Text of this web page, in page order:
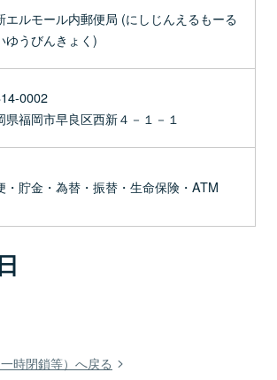
エルモール内郵便局 (にしじんえるもーる
ゆうびんきょく)
0002
県福岡市早良区西新４－１－１
・貯金・為替・振替・生命保険・ATM
時閉鎖等）へ戻る